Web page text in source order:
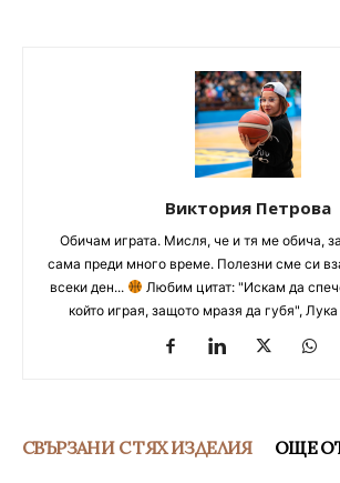
Виктория Петрова
Обичам играта. Мисля, че и тя ме обича,
сама преди много време. Полезни сме си
всеки ден...
Любим цитат: "Искам да
който играя, защото мразя да губя",
СВЪРЗАНИ С ТЯХ ИЗДЕЛИЯ ОЩЕ